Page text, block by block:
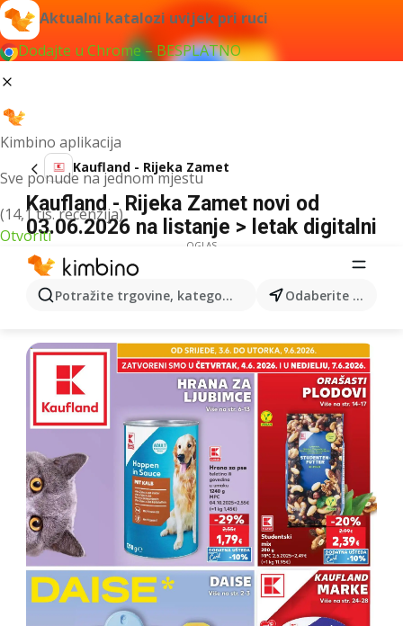
Aktualni katalozi uvijek pri ruci
Dodajte u Chrome – BESPLATNO
Kimbino aplikacija
Sve ponude na jednom mjestu
(14,1 tis. recenzija)
Otvoriti
Potražite trgovine, kategorije, proizvode... Odaberite grad
Kaufland - Rijeka Zamet
Kaufland - Rijeka Zamet novi od
03.06.2026 na listanje > letak digitalni
OGLAS